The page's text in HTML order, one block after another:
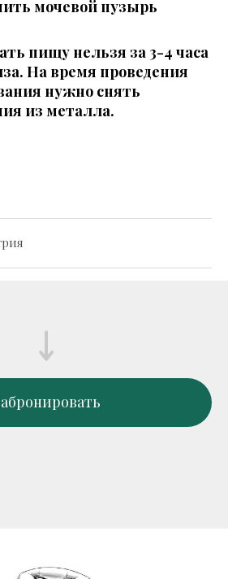
мочевой пузырь
пищу нельзя за 3-4 часа
На время проведения
нужно снять
из металла.